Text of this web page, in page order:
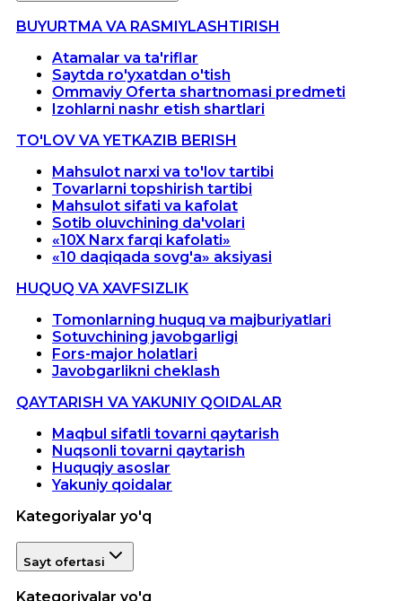
BUYURTMA VA RASMIYLASHTIRISH
Atamalar va ta'riflar
Saytda ro'yxatdan o'tish
Ommaviy Oferta shartnomasi predmeti
Izohlarni nashr etish shartlari
TO'LOV VA YETKAZIB BERISH
Mahsulot narxi va to'lov tartibi
Tovarlarni topshirish tartibi
Mahsulot sifati va kafolat
Sotib oluvchining da'volari
«10X Narx farqi kafolati»
«10 daqiqada sovg'a» aksiyasi
HUQUQ VA XAVFSIZLIK
Tomonlarning huquq va majburiyatlari
Sotuvchining javobgarligi
Fors-major holatlari
Javobgarlikni cheklash
QAYTARISH VA YAKUNIY QOIDALAR
Maqbul sifatli tovarni qaytarish
Nuqsonli tovarni qaytarish
Huquqiy asoslar
Yakuniy qoidalar
Kategoriyalar yo'q
Sayt ofertasi
Kategoriyalar yo'q